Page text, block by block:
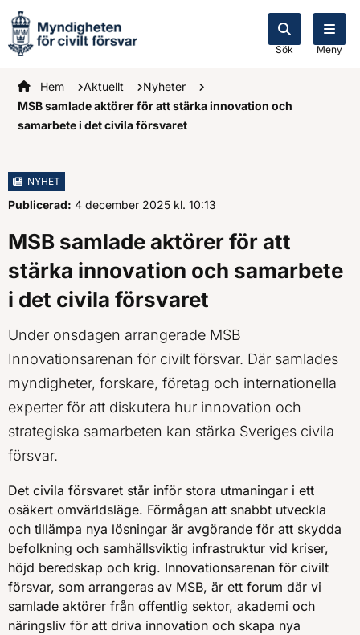
Sök Meny
Startsidan
Hem Aktuellt
Nyheter
MSB samlade aktörer för att stärka innovation och
samarbete i det civila försvaret
NYHET
Publicerad: 4 december 2025 kl. , Klockan
10:13
MSB samlade aktörer för att
stärka innovation och samarbete
i det civila försvaret
Under onsdagen arrangerade MSB
Innovationsarenan för civilt försvar. Där samlades
myndigheter, forskare, företag och internationella
experter för att diskutera hur innovation och
strategiska samarbeten kan stärka Sveriges civila
försvar.
Det civila försvaret står inför stora utmaningar i ett
osäkert omvärldsläge. Förmågan att snabbt utveckla
och tillämpa nya lösningar är avgörande för att skydda
befolkning och samhällsviktig infrastruktur vid kriser,
höjd beredskap och krig. Innovationsarenan för civilt
försvar, som arrangeras av MSB, är ett forum där vi
samlade aktörer från offentlig sektor, akademi och
näringsliv för att driva innovation och skapa nya